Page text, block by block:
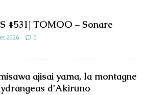
#531] TOMOO – Sonare
2026 0
ajisai yama, la montagne
d’Akiruno